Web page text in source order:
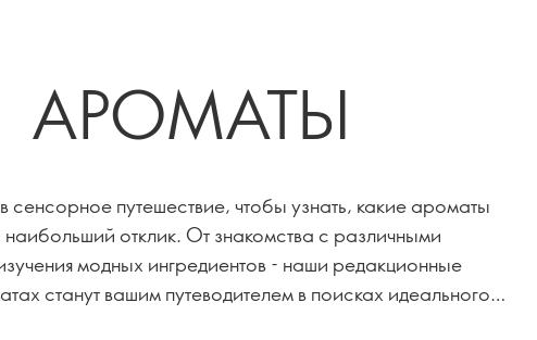
АРОМАТЫ
сенсорное путешествие, чтобы узнать, какие ароматы
отклик. От знакомства с различными
модных ингредиентов - наши редакционные
станут вашим путеводителем в поисках идеального